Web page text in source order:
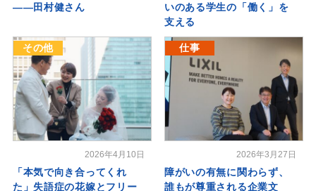
――田村健さん
いのある学生の「働く」を
支える
その他
2026年4月10日
「本気で向き合ってくれ
た」失語症の花嫁とフリー
仕事
2026年3月27日
障がいの有無に関わらず、
誰もが尊重される企業文